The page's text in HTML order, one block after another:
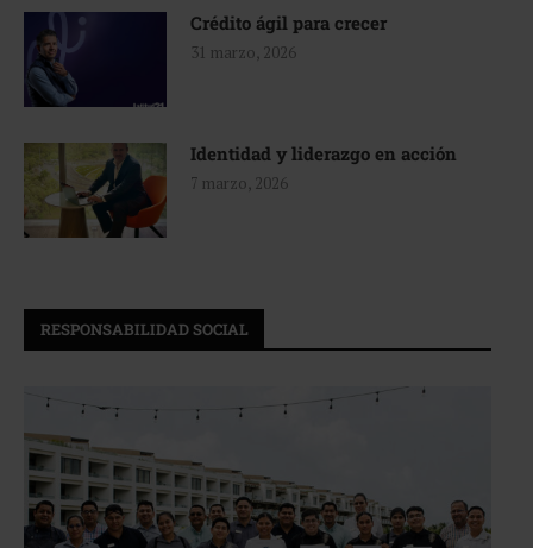
Crédito ágil para crecer
31 marzo, 2026
Identidad y liderazgo en acción
7 marzo, 2026
RESPONSABILIDAD SOCIAL